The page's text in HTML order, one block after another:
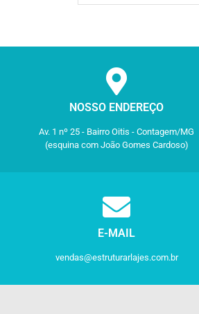
NOSSO ENDEREÇO
Av. 1 nº 25 - Bairro Oitis - Contagem/MG
(esquina com João Gomes Cardoso)
E-MAIL
vendas@estruturarlajes.com.br